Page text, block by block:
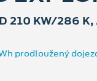
210 KW/286